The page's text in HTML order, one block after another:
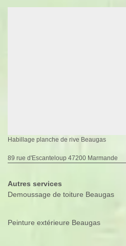
Habillage planche de rive Beaugas
89 rue d'Escanteloup 47200 Marmande
Autres services
Demoussage de toiture Beaugas
Peinture extérieure Beaugas